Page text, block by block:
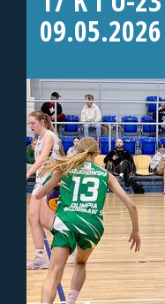
09.05.2026